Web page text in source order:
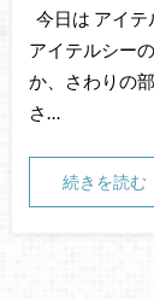
今日は アイ
アイテルシー
か、さわりの
さ…
続きを読む